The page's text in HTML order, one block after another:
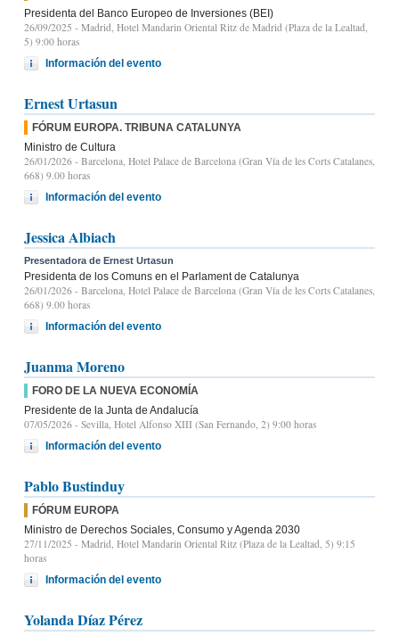
Presidenta del Banco Europeo de Inversiones (BEI)
26/09/2025 - Madrid, Hotel Mandarin Oriental Ritz de Madrid (Plaza de la Lealtad,
5) 9:00 horas
Información del evento
Ernest Urtasun
FÓRUM EUROPA. TRIBUNA CATALUNYA
Ministro de Cultura
26/01/2026 - Barcelona, Hotel Palace de Barcelona (Gran Vía de les Corts Catalanes,
668) 9.00 horas
Información del evento
Jessica Albiach
Presentadora de Ernest Urtasun
Presidenta de los Comuns en el Parlament de Catalunya
26/01/2026 - Barcelona, Hotel Palace de Barcelona (Gran Vía de les Corts Catalanes,
668) 9.00 horas
Información del evento
Juanma Moreno
FORO DE LA NUEVA ECONOMÍA
Presidente de la Junta de Andalucía
07/05/2026 - Sevilla, Hotel Alfonso XIII (San Fernando, 2) 9:00 horas
Información del evento
Pablo Bustinduy
FÓRUM EUROPA
Ministro de Derechos Sociales, Consumo y Agenda 2030
27/11/2025 - Madrid, Hotel Mandarin Oriental Ritz (Plaza de la Lealtad, 5) 9:15
horas
Información del evento
Yolanda Díaz Pérez